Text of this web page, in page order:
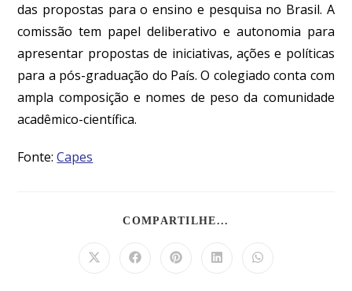
das propostas para o ensino e pesquisa no Brasil. A
comissão tem papel deliberativo e autonomia para
apresentar propostas de iniciativas, ações e políticas
para a pós-graduação do País. O colegiado conta com
ampla composição e nomes de peso da comunidade
acadêmico-científica.
Fonte:Capes
COMPARTILHE...